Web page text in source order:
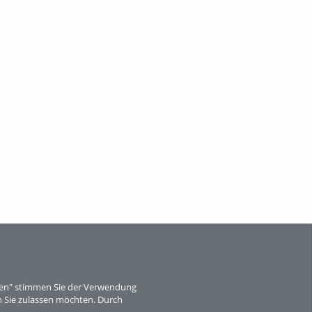
stimmen Sie der Verwendung
zulassen möchten. Durch